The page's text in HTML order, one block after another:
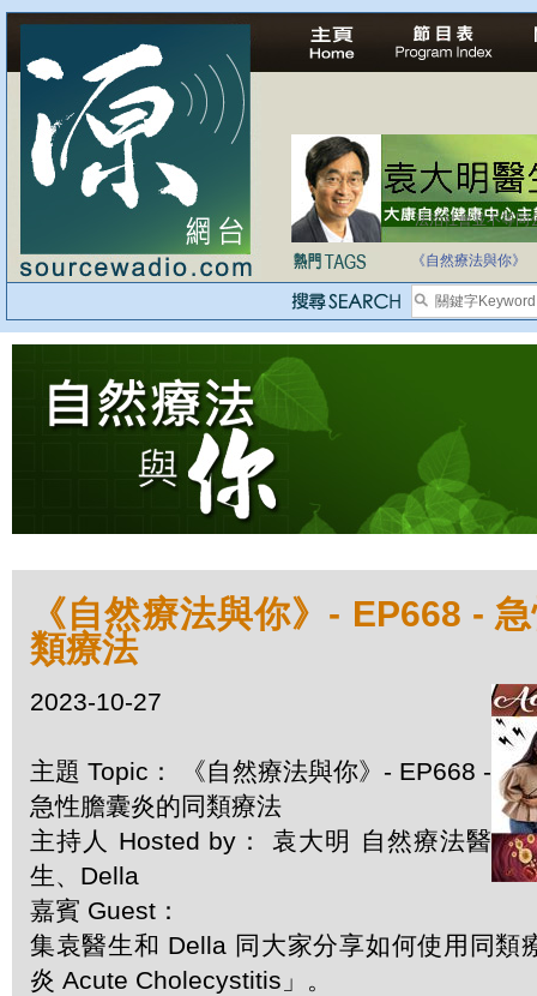
法治社會並不等同
《自然療法與你》
《自然療法與你》- EP668 -
類療法
2023-10-27
主題 Topic： 《自然療法與你》- EP668 -
急性膽囊炎的同類療法
主持人 Hosted by： 袁大明 自然療法醫
生、Della
嘉賓 Guest：
集袁醫生和 Della 同大家分享如何使用同類
炎 Acute Cholecystitis」。